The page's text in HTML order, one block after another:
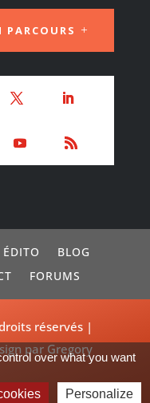
PARCOURS
ÉDITO
BLOG
FORUMS
réservés |
par Gregory
over what you want
Personalize